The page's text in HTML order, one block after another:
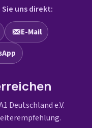
uns direkt:
E-Mail
Deutschland e.V.